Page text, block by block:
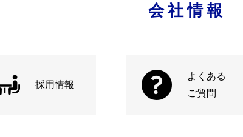
会社情報
採用情報
よくある
ご質問